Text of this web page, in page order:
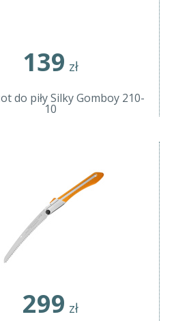
139 zł
do piły Silky Gomboy 210-
10
299 zł